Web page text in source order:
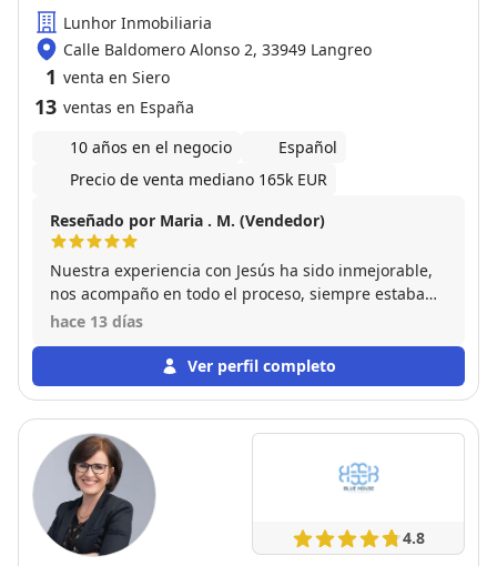
Lunhor Inmobiliaria
Calle Baldomero Alonso 2, 33949 Langreo
1 venta en Siero
13 ventas en España
10 años en el negocio
Español
Precio de venta mediano 165k EUR
Reseñado por Maria . M. (Vendedor)
Nuestra experiencia con Jesús ha sido inmejorable,
nos acompaño en todo el proceso, siempre estaba
disponible para cualquier duda y en la primera visita
todas las letras. Muy agradecidos por todo. Volvería
a confiar en el sin duda.
hace 13 días
Ver perfil completo
4.8